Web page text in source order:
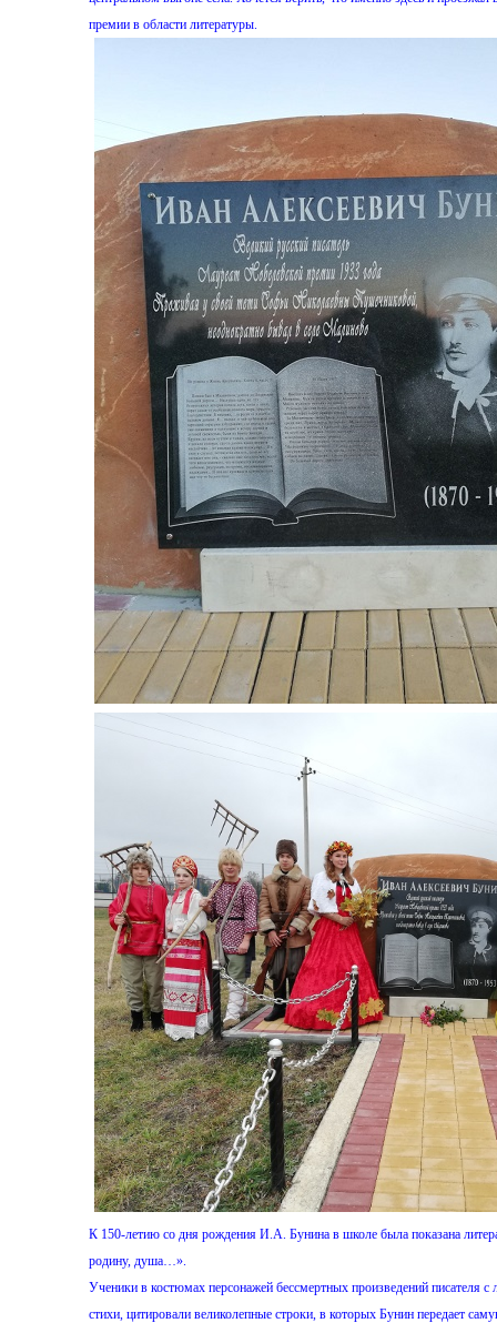
премии в области литературы.
К 150-летию со дня рождения И.А. Бунина в школе была показана
родину, душа…».
Ученики в костюмах персонажей бессмертных произведений писателя
стихи, цитировали великолепные строки, в которых Бунин передает